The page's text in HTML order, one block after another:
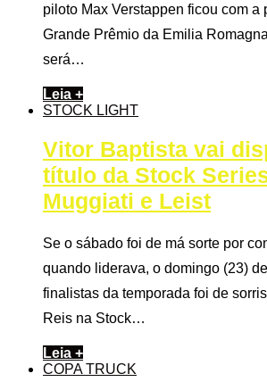
piloto Max Verstappen ficou com a
Grande Prêmio da Emilia
será…
Leia +
STOCK LIGHT
Vitor Baptista vai
título da Stock
Muggiati e Leist
Se o sábado foi de má sorte por
quando liderava, o domingo (23)
finalistas da temporada foi de
Reis na Stock…
Leia +
COPA TRUCK